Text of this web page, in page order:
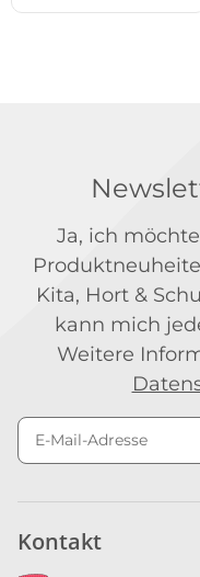
Ja, ich
Kita, Hort &
kann mich
Weitere
Kontakt